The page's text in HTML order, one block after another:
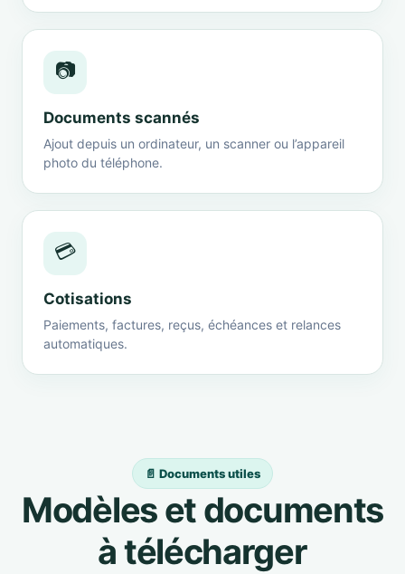
📷
Documents scannés
Ajout depuis un ordinateur, un scanner ou l’appareil
photo du téléphone.
💳
Cotisations
Paiements, factures, reçus, échéances et relances
automatiques.
📄 Documents utiles
Modèles et documents
à télécharger